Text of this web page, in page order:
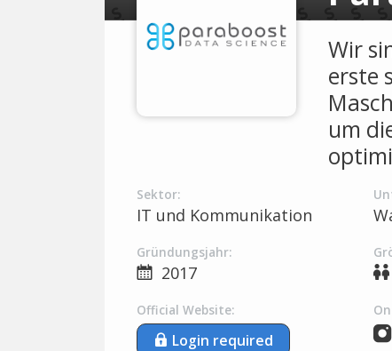
Wir
erste
um
Sektor:
IT und Kommunikation
Gründungsjahr:
2017
Official Website:
Login required